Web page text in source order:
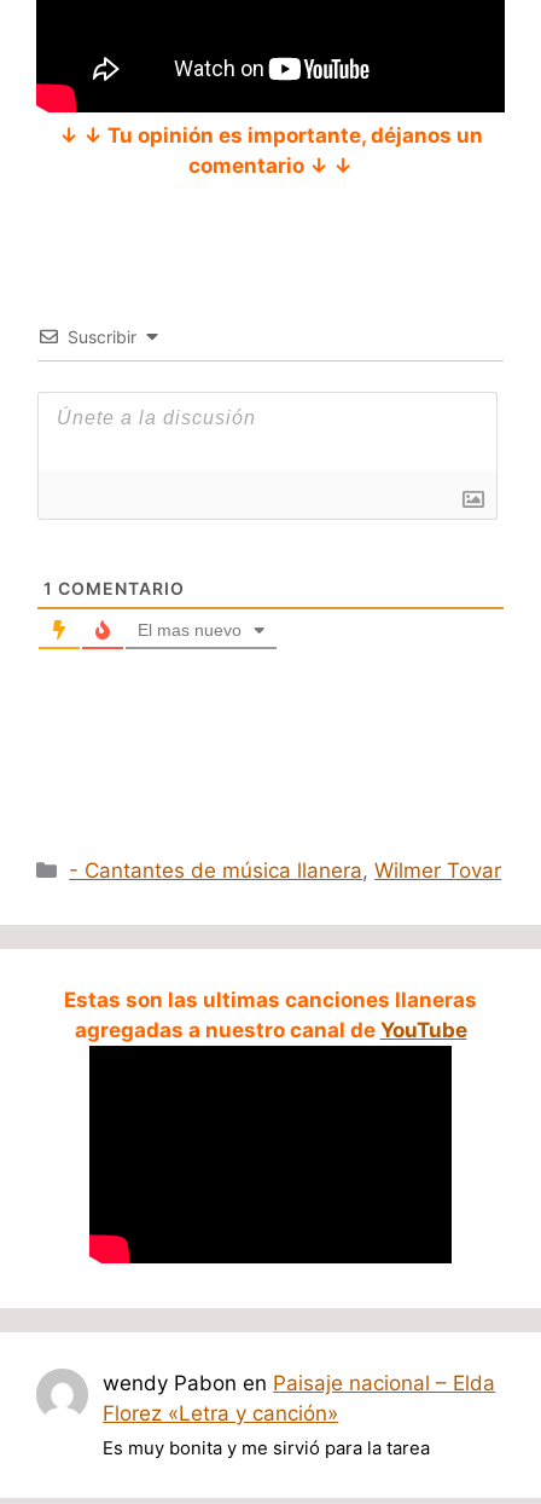
↓ ↓ Tu opinión es importante, déjanos un
comentario ↓ ↓
Suscribir
1 COMENTARIO
El mas nuevo
Categorías
- Cantantes de música llanera,Wilmer Tovar
Estas son las ultimas canciones llaneras
agregadas a nuestro canal de YouTube
wendy Pabon en Paisaje nacional – Elda
Florez «Letra y canción»
Es muy bonita y me sirvió para la tarea